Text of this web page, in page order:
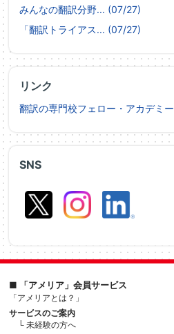
SNS
みんなの翻訳分野... (07/27)
「翻訳トライアス... (07/27)
リンク
翻訳の専門校フェロー・アカデミー
■ 「アメリア」会員サービス
「アメリアとは？」
サービスのご案内
└ 未経験の方へ